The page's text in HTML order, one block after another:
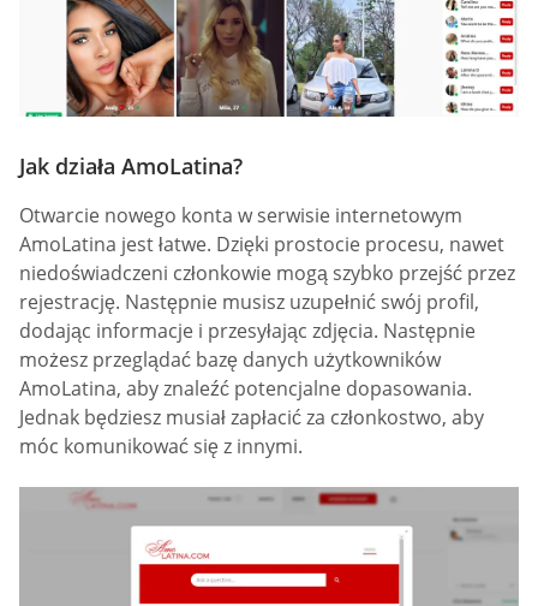
Jak działa AmoLatina?
Otwarcie nowego konta w serwisie internetowym
AmoLatina jest łatwe. Dzięki prostocie procesu, nawet
niedoświadczeni członkowie mogą szybko przejść przez
rejestrację. Następnie musisz uzupełnić swój profil,
dodając informacje i przesyłając zdjęcia. Następnie
możesz przeglądać bazę danych użytkowników
AmoLatina, aby znaleźć potencjalne dopasowania.
Jednak będziesz musiał zapłacić za członkostwo, aby
móc komunikować się z innymi.